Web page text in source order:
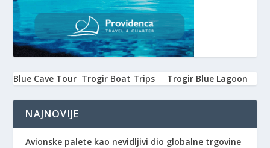
Blue Cave Tour Trogir Boat Trips Trogir Blue Lagoon
NAJNOVIJE
Avionske palete kao nevidljivi dio globalne trgovine